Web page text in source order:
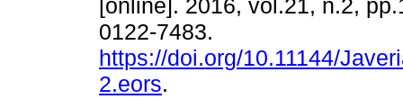
[online]. 2016, vol.21, n.2,
0122-7483.
https://doi.org/10.11144/
2.eors.